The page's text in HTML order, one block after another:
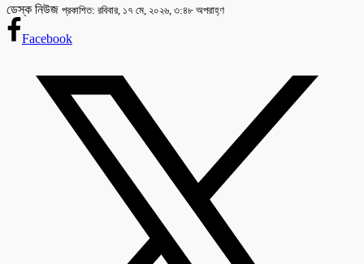
ডেস্ক নিউজ প্রকাশিত: রবিবার, ১৭ মে, ২০২৬, ৩:৪৮ অপরাহ্ণ
Facebook